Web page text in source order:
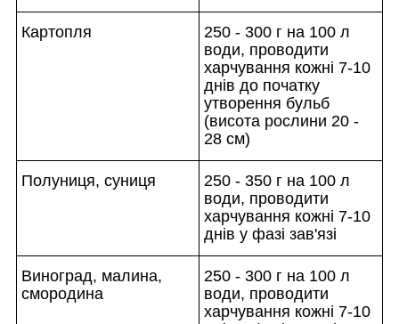
Картопля
250 - 300 г на 100 л
води, проводити
харчування кожні 7-10
днів до початку
утворення бульб
(висота рослини 20 -
28 см)
Полуниця, суниця
250 - 350 г на 100 л
води, проводити
харчування кожні 7-10
днів у фазі зав'язі
Виноград, малина,
смородина
250 - 300 г на 100 л
води, проводити
харчування кожні 7-10